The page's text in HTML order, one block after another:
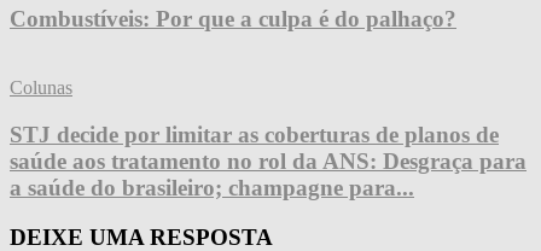
Combustíveis: Por que a culpa é do palhaço?
Colunas
STJ decide por limitar as coberturas de planos de
saúde aos tratamento no rol da ANS: Desgraça para
a saúde do brasileiro; champagne para...
DEIXE UMA RESPOSTA